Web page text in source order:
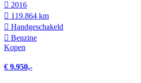
2016
119.864 km
Hand­geschakeld
Benzine
Kopen
€ 9.950,-